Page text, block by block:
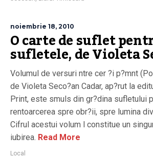
noiembrie 18, 2010
O carte de suflet
sufletele, de Violeta
Volumul de versuri ntre cer ?i p?mnt
de Violeta Seco?an Cadar, ap?rut la
Print, este smuls din gr?dina sufletului
rentoarcerea spre obr?ii, spre lumina
Cifrul acestui volum l constitue un
iubirea. Read More
Local